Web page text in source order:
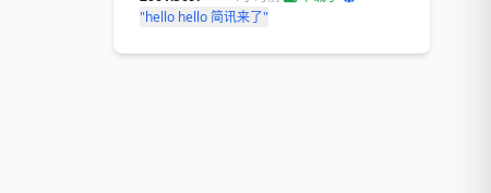
"hello hello 简讯来了"